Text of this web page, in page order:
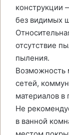
конструкции
без видимых
отсутствие
пыления.
Возможность
сетей,
материалов в
Не
в ванной